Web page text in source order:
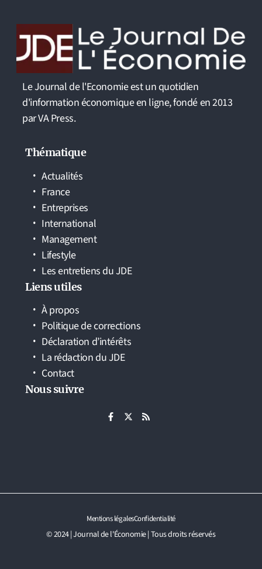
Le Journal de l'Economie est un quotidien
d'information économique en ligne, fondé en 2013
par VA Press.
Thématique
Actualités
France
Entreprises
International
Management
Lifestyle
Les entretiens du JDE
Liens utiles
À propos
Politique de corrections
Déclaration d’intérêts
La rédaction du JDE
Contact
Nous suivre
© 2024 | Journal de l'Économie | Tous droits réservés
Mentions légalesConfidentialité